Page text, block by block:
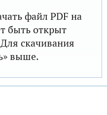
файл PDF на
быть открыт
скачивания
выше.